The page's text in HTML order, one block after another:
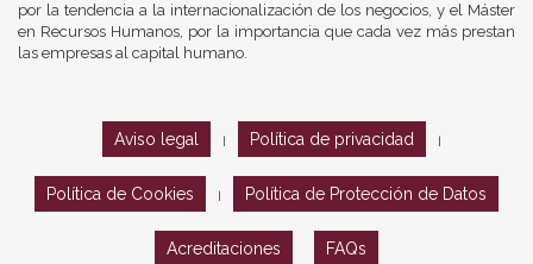
por la tendencia a la internacionalización de los negocios, y el Máster
en Recursos Humanos, por la importancia que cada vez más prestan
las empresas al capital humano.
Aviso legal Política de privacidad
Política de Cookies Política de Protección de Datos
Acreditaciones FAQs